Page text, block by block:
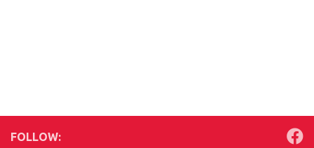
FOLLOW: